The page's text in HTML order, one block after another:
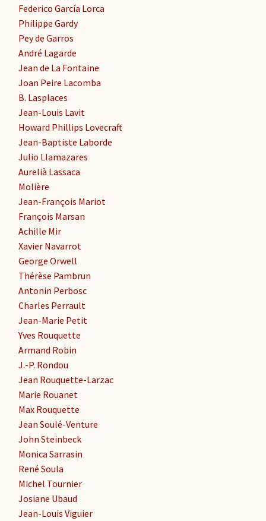
Federico García Lorca
Philippe Gardy
Pey de Garros
André Lagarde
Jean de La Fontaine
Joan Peire Lacomba
B. Lasplaces
Jean-Louis Lavit
Howard Phillips Lovecraft
Jean-Baptiste Laborde
Julio Llamazares
Aurelià Lassaca
Molière
Jean-François Mariot
François Marsan
Achille Mir
Xavier Navarrot
George Orwell
Thérèse Pambrun
Antonin Perbosc
Charles Perrault
Jean-Marie Petit
Yves Rouquette
Armand Robin
J.-P. Rondou
Jean Rouquette-Larzac
Marie Rouanet
Max Rouquette
Jean Soulé-Venture
John Steinbeck
Monica Sarrasin
René Soula
Michel Tournier
Josiane Ubaud
Jean-Louis Viguier